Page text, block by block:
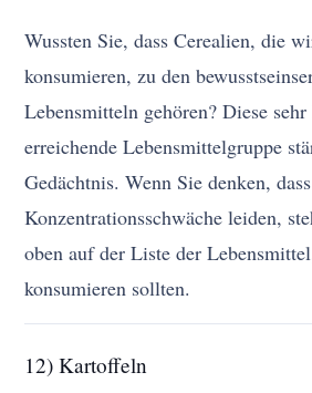
Wussten Sie, dass Cerealien, die
konsumieren, zu den
Lebensmitteln gehören? Diese
erreichende Lebensmittelgruppe
Gedächtnis. Wenn Sie denken,
Konzentrationsschwäche leiden,
oben auf der Liste der
konsumieren sollten.
12) Kartoffeln